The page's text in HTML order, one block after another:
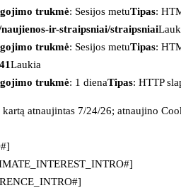
trukmė: Sesijos metuTipas:
naujienos-ir-straipsniai/straipsniai
trukmė: Sesijos metuTipas:
Laukia
trukmė: 1 dienaTipas: HTTP
atnaujintas 7/24/26; atnaujino